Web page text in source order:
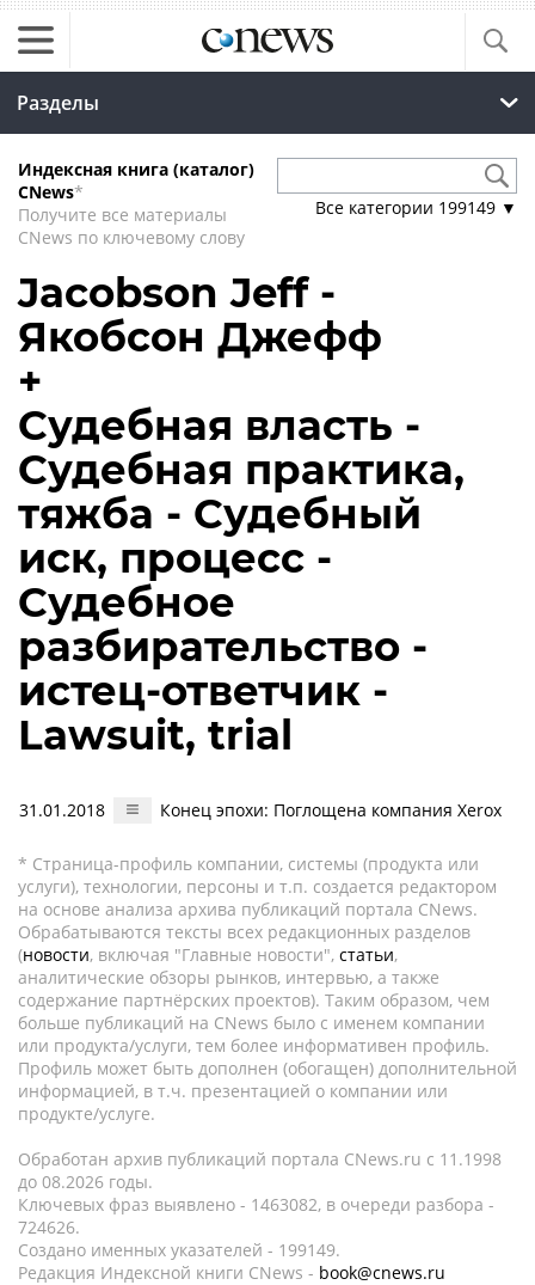
Разделы
Индексная книга (каталог)
CNews*
Получите все материалы
CNews по ключевому слову
Все категории 199149 ▼
Jacobson Jeff -
Якобсон Джефф
+
Судебная власть -
Судебная практика,
тяжба - Судебный
иск, процесс -
Судебное
разбирательство -
истец-ответчик -
Lawsuit, trial
31.01.2018 Конец эпохи: Поглощена компания Xerox
* Страница-профиль компании, системы (продукта или
услуги), технологии, персоны и т.п. создается редактором
на основе анализа архива публикаций портала CNews.
Обрабатываются тексты всех редакционных разделов
(новости, включая "Главные новости", статьи,
аналитические обзоры рынков, интервью, а также
содержание партнёрских проектов). Таким образом, чем
больше публикаций на CNews было с именем компании
или продукта/услуги, тем более информативен профиль.
Профиль может быть дополнен (обогащен) дополнительной
информацией, в т.ч. презентацией о компании или
продукте/услуге.
Обработан архив публикаций портала CNews.ru c 11.1998
до 08.2026 годы.
Ключевых фраз выявлено - 1463082, в очереди разбора -
724626.
Создано именных указателей - 199149.
Редакция Индексной книги CNews - book@cnews.ru